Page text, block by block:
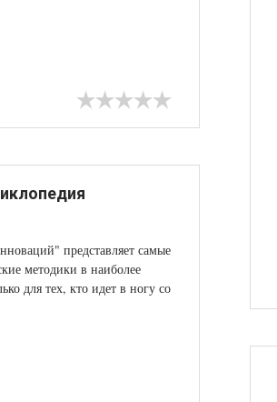
представляет самые
методики в наиболее
для тех, кто идет в ногу со